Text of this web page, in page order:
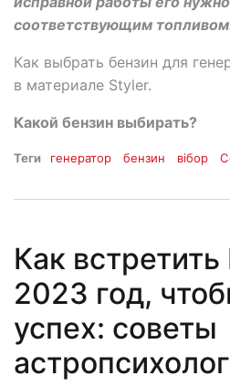
соответствующим
Как выбрать бензин для
в материале Styler.
Какой бензин выбирать?
Теги генератор бензин вібор
Как
2023 год,
успех: советы